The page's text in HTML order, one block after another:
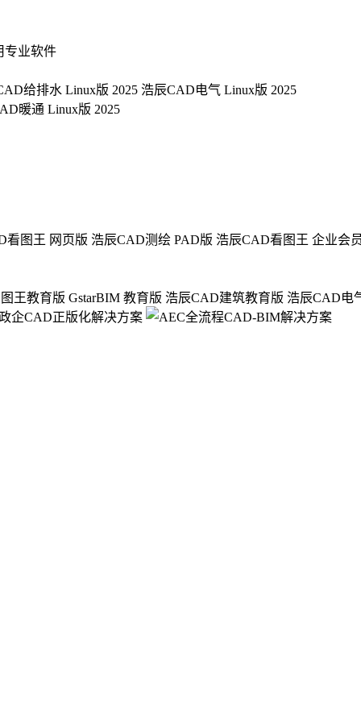
专业软件
给排水 Linux版 2025 浩辰CAD电气 Linux版 2025
暖通 Linux版 2025
看图王 网页版 浩辰CAD测绘 PAD版 浩辰CAD看图王 企业会
王教育版 GstarBIM 教育版 浩辰CAD建筑教育版 浩辰CAD电